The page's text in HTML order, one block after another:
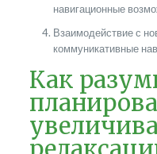
навигационные
Взаимодействие с
коммуникативные
Как